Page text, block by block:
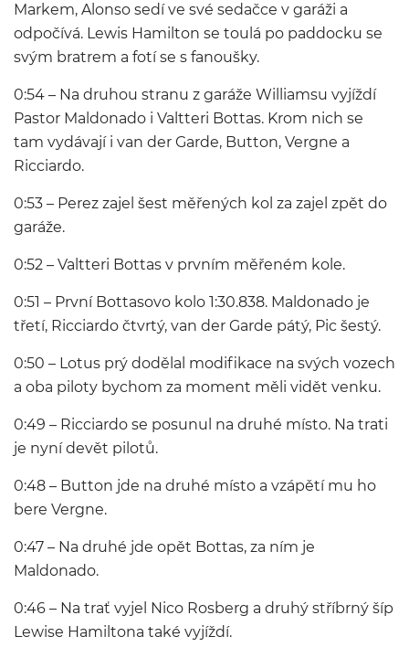
Markem, Alonso sedí ve své sedačce v garáži a
odpočívá. Lewis Hamilton se toulá po paddocku se
svým bratrem a fotí se s fanoušky.
0:54 – Na druhou stranu z garáže Williamsu vyjíždí
Pastor Maldonado i Valtteri Bottas. Krom nich se
tam vydávají i van der Garde, Button, Vergne a
Ricciardo.
0:53 – Perez zajel šest měřených kol za zajel zpět do
garáže.
0:52 – Valtteri Bottas v prvním měřeném kole.
0:51 – První Bottasovo kolo 1:30.838. Maldonado je
třetí, Ricciardo čtvrtý, van der Garde pátý, Pic šestý.
0:50 – Lotus prý dodělal modifikace na svých vozech
a oba piloty bychom za moment měli vidět venku.
0:49 – Ricciardo se posunul na druhé místo. Na trati
je nyní devět pilotů.
0:48 – Button jde na druhé místo a vzápětí mu ho
bere Vergne.
0:47 – Na druhé jde opět Bottas, za ním je
Maldonado.
0:46 – Na trať vyjel Nico Rosberg a druhý stříbrný šíp
Lewise Hamiltona také vyjíždí.